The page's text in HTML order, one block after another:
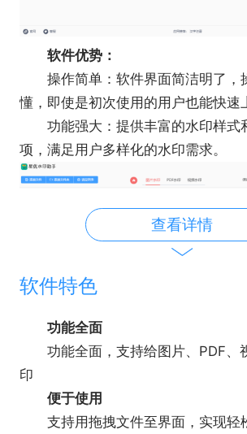
软件优势：
操作简单：软件界面简洁明了，
懂，即使是初次使用的用户也能快速
功能强大：提供丰富的水印样式
项，满足用户多样化的水印需求。
批量处理：支持批量操作，能够同
件，提高工作效率。
预览效果：实时预览水印效果，
查看详情
软件特色
功能全面
功能全面，支持给图片、PDF、
印
便于使用
支持用拖拽文件至界面，实现轻